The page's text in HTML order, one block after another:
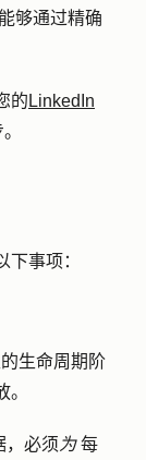
够通过精确
的 LinkedIn
事项：
生命周期阶
，必须 为每